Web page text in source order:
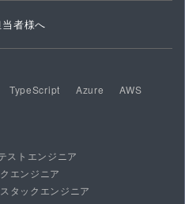
者様へ
TypeScript Azure
AWS
ストエンジニア
エンジニア
タックエンジニア